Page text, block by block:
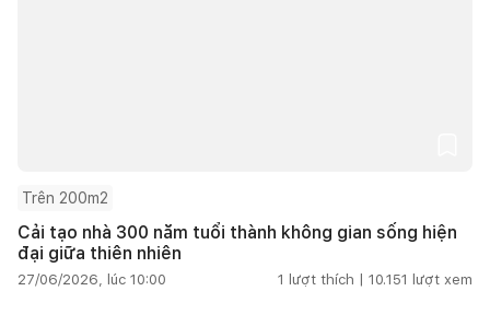
Trên 200m2
Cải tạo nhà 300 năm tuổi thành không gian sống hiện
đại giữa thiên nhiên
27/06/2026, lúc 10:00 1 lượt thích | 10.151 lượt xem